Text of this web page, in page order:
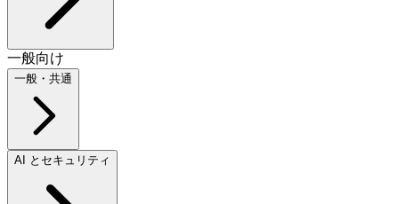
一般向け
一般・共通
AI とセキュリティ